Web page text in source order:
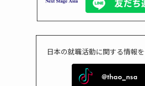
日本の就職活動に関する情報を